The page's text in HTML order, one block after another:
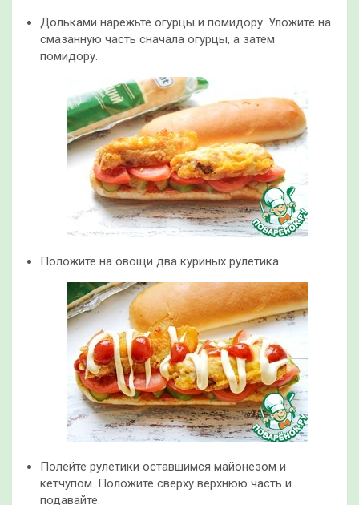
Дольками нарежьте огурцы и помидору. Уложите на
смазанную часть сначала огурцы, а затем
помидору.
Положите на овощи два куриных рулетика.
Полейте рулетики оставшимся майонезом и
кетчупом. Положите сверху верхнюю часть и
подавайте.